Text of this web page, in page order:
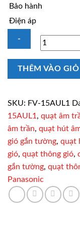
Bảo hành
Điện áp
Quạt
gắn
15AUL1
12.5W
số
lượng
THÊM VÀO
SKU: FV-15AUL1
15AUL1 , quạt âm
âm trần, quạt hút
gió gắn tường, quạt
gió, quạt thông gió,
gắn tường, quạt
Panasonic